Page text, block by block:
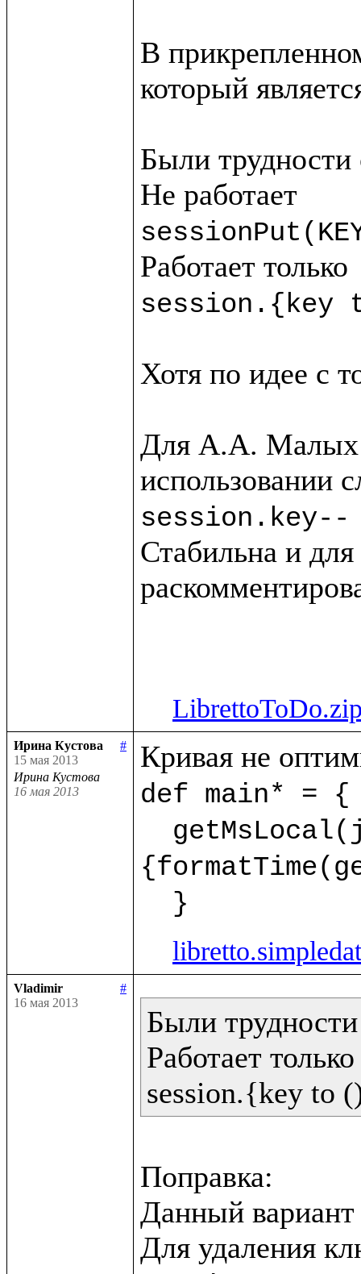
В
который
Были трудности
Хотя по идее с
Для А.А. Малых
session.key--
Стабильна и
Ирина Кустова
#
15 мая 2013
Ирина Кустова
16 мая 2013
def main* = {
  }
Vladimir
#
16 мая 2013
Были
Работает
Поправка:
Данный вариант